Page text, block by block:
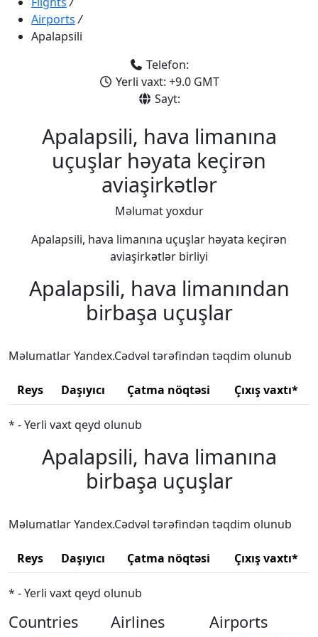
Airports /
Apalapsili
Telefon:
Yerli vaxt: +9.0 GMT
Sayt:
Apalapsili, hava limanına
uçuşlar həyata keçirən
aviaşirkətlər
Məlumat yoxdur
Apalapsili, hava limanına uçuşlar həyata keçirən
aviaşirkətlər birliyi
Apalapsili, hava limanından
birbaşa uçuşlar
Məlumatlar Yandex.Cədvəl tərəfindən təqdim olunub
Reys Daşıyıcı Çatma nöqtəsi Çıxış vaxtı*
* - Yerli vaxt qeyd olunub
Apalapsili, hava limanına
birbaşa uçuşlar
Məlumatlar Yandex.Cədvəl tərəfindən təqdim olunub
Reys Daşıyıcı Çatma nöqtəsi Çıxış vaxtı*
* - Yerli vaxt qeyd olunub
Countries Airlines Airports